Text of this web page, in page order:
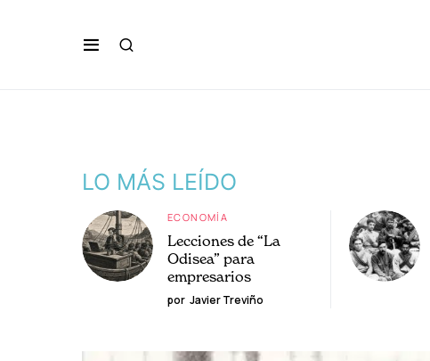
LO MÁS LEÍDO
ECONOMÍA
Lecciones de “La
Odisea” para
empresarios
por Javier Treviño